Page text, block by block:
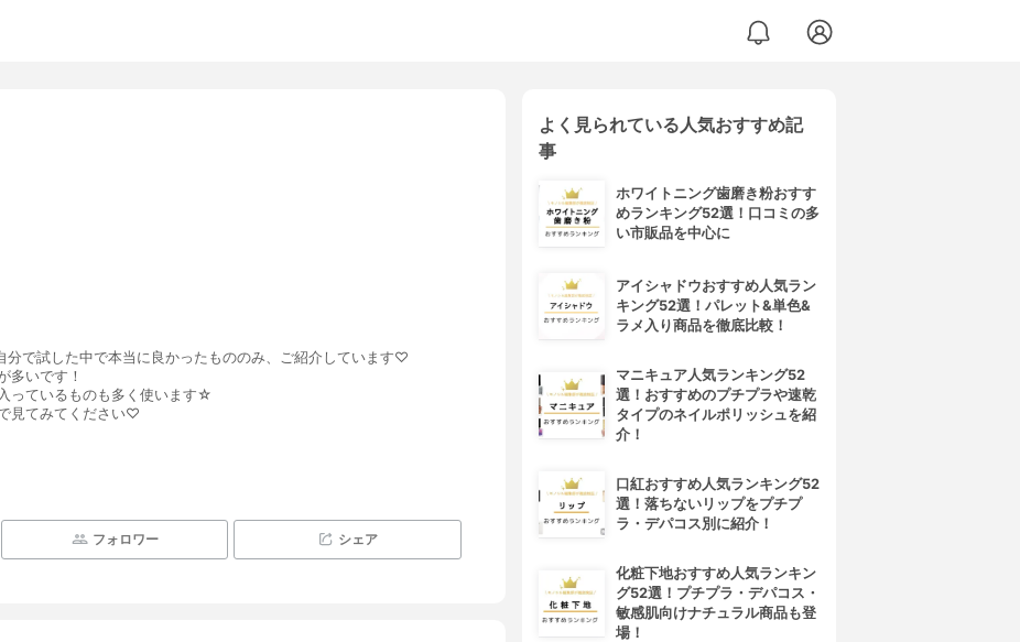
分で試した中で本当に良かったもののみ、ご紹介しています♡
多いです！
っているものも多く使います☆
見てみてください♡
フォロワー シェア
よく見られている人気おすすめ記
事
ホワイトニング歯磨き粉おすす
めランキング52選！口コミの多
い市販品を中心に
アイシャドウおすすめ人気ラン
キング52選！パレット&単色&
ラメ入り商品を徹底比較！
マニキュア人気ランキング52
選！おすすめのプチプラや速乾
タイプのネイルポリッシュを紹
介！
口紅おすすめ人気ランキング52
選！落ちないリップをプチプ
ラ・デパコス別に紹介！
化粧下地おすすめ人気ランキン
グ52選！プチプラ・デパコス・
敏感肌向けナチュラル商品も登
場！